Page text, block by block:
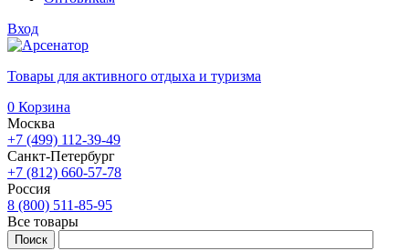
Вход
Товары для активного отдыха и туризма
0 Корзина
Москва
+7 (499) 112-39-49
Санкт-Петербург
+7 (812) 660-57-78
Россия
8 (800) 511-85-95
Все товары